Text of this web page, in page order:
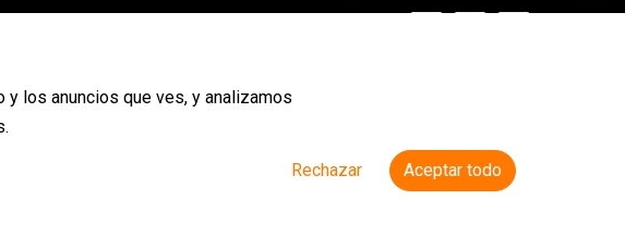
los anuncios que ves, y analizamos
Rechazar Aceptar todo